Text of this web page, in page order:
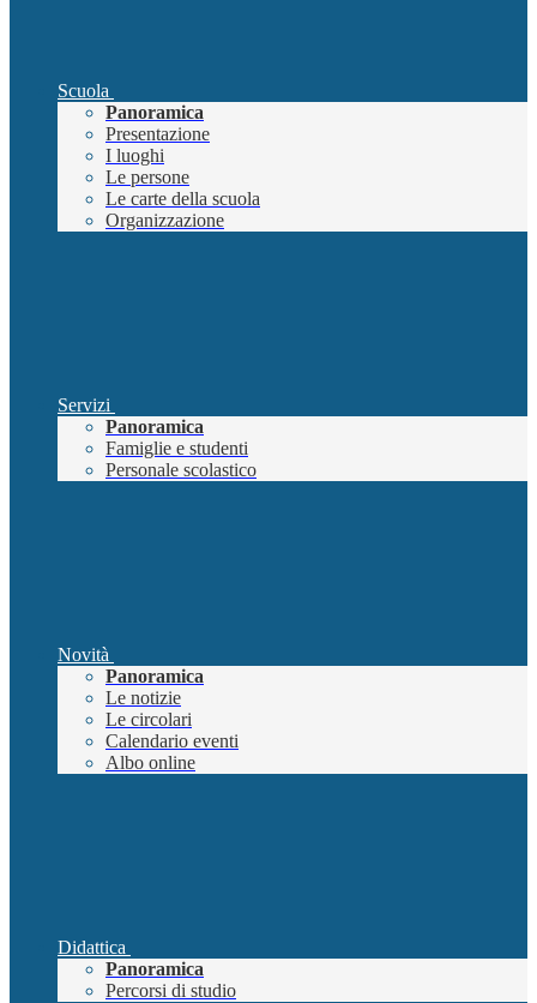
Scuola
Panoramica
Presentazione
I luoghi
Le persone
Le carte della scuola
Organizzazione
Servizi
Panoramica
Famiglie e studenti
Personale scolastico
Novità
Panoramica
Le notizie
Le circolari
Calendario eventi
Albo online
Didattica
Panoramica
Percorsi di studio